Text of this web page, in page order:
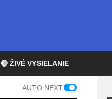
🔴 ŽIVÉ VYSIELANIE
AUTO NEXT